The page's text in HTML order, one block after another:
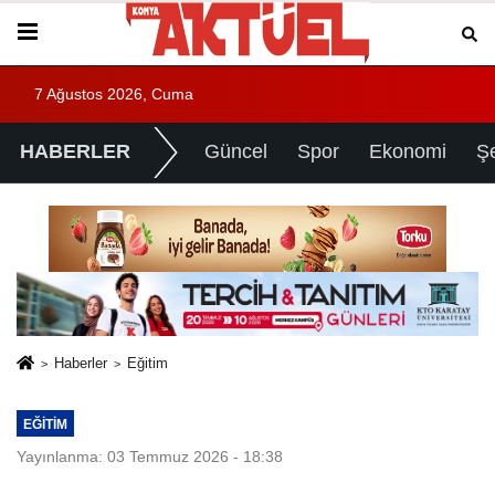
7 Ağustos 2026, Cuma
HABERLER Güncel Spor Ekonomi
Haberler Eğitim
EĞITIM
Yayınlanma: 03 Temmuz 2026 - 18:38